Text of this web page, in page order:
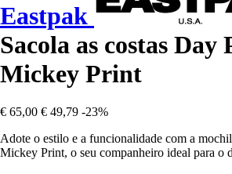
Eastpak
Sacola as costas Day
Mickey Print
€ 65,00 € 49,79 -23%
Adote o estilo e a funcionalidade com a
Mickey Print, o seu companheiro ideal para o